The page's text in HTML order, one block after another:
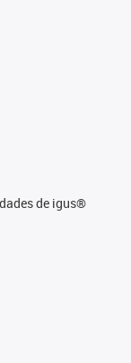
de igus®